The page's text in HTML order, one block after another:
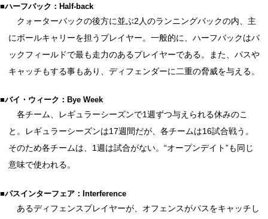
■ハーフバック：Half-back
クォーターバックの後方に並ぶ2人のランニングバックの内、主
にボールキャリーを担うプレイヤー。一般的に、ハーフバックはバ
ックフィールドで最も走力のあるプレイヤーである。また、パスや
キャッチもする事もあり、ディフェンダーに二重の脅威を与える。
■バイ・ウィーク：Bye Week
各チーム、レギュラーシーズンで1週ずつ与えられる休みのこ
と。レギュラーシーズンは17週間だが、各チームは16試合戦う。
そのため各チームは、1週は試合がない。“オープンデイト”も同じ
意味で使われる。
■パスインターフェア：Interference
あるディフェンスプレイヤーが、オフェンスがパスをキャッチし